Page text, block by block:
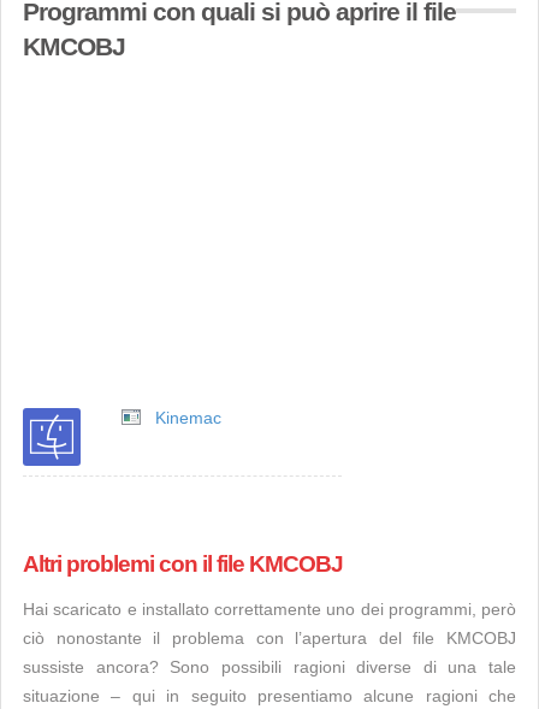
Programmi con quali si può aprire il file
KMCOBJ
Kinemac
Altri problemi con il file KMCOBJ
Hai scaricato e installato correttamente uno dei programmi, però
ciò nonostante il problema con l’apertura del file KMCOBJ
sussiste ancora? Sono possibili ragioni diverse di una tale
situazione – qui in seguito presentiamo alcune ragioni che